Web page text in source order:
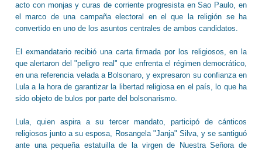
acto con monjas y curas de corriente progresista en Sao Paulo, en
el marco de una campaña electoral en el que la religión se ha
convertido en uno de los asuntos centrales de ambos candidatos.
El exmandatario recibió una carta firmada por los religiosos, en la
que alertaron del "peligro real" que enfrenta el régimen democrático,
en una referencia velada a Bolsonaro, y expresaron su confianza en
Lula a la hora de garantizar la libertad religiosa en el país, lo que ha
sido objeto de bulos por parte del bolsonarismo.
Lula, quien aspira a su tercer mandato, participó de cánticos
religiosos junto a su esposa, Rosangela "Janja" Silva, y se santiguó
ante una pequeña estatuilla de la virgen de Nuestra Señora de